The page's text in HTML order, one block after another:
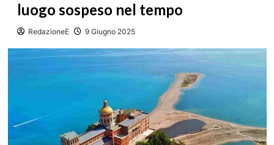
luogo sospeso nel tempo
RedazioneE 9 Giugno 2025